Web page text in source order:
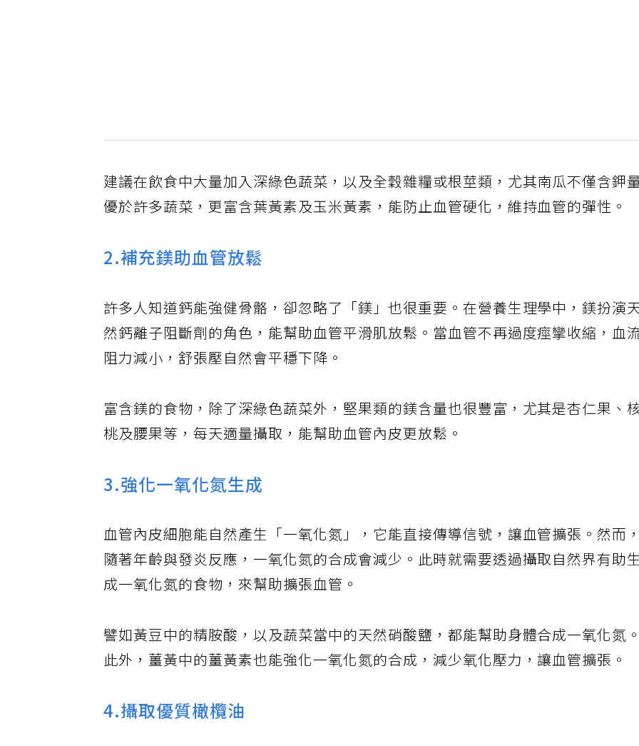
建議在飲食中大量加入深綠色蔬菜，以及全穀雜糧或根莖類，尤其南瓜不僅含鉀
優於許多蔬菜，更富含葉黃素及玉米黃素，能防止血管硬化，維持血管的彈性。
2.補充鎂助血管放鬆
許多人知道鈣能強健骨骼，卻忽略了「鎂」也很重要。在營養生理學中，鎂扮演
然鈣離子阻斷劑的角色，能幫助血管平滑肌放鬆。當血管不再過度痙攣收縮，血
阻力減小，舒張壓自然會平穩下降。
富含鎂的食物，除了深綠色蔬菜外，堅果類的鎂含量也很豐富，尤其是杏仁果、
桃及腰果等，每天適量攝取，能幫助血管內皮更放鬆。
3.強化一氧化氮生成
血管內皮細胞能自然產生「一氧化氮」，它能直接傳導信號，讓血管擴張。然而，
隨著年齡與發炎反應，一氧化氮的合成會減少。此時就需要透過攝取自然界有助
成一氧化氮的食物，來幫助擴張血管。
譬如黃豆中的精胺酸，以及蔬菜當中的天然硝酸鹽，都能幫助身體合成一氧化氮。
此外，薑黃中的薑黃素也能強化一氧化氮的合成，減少氧化壓力，讓血管擴張。
4.攝取優質橄欖油